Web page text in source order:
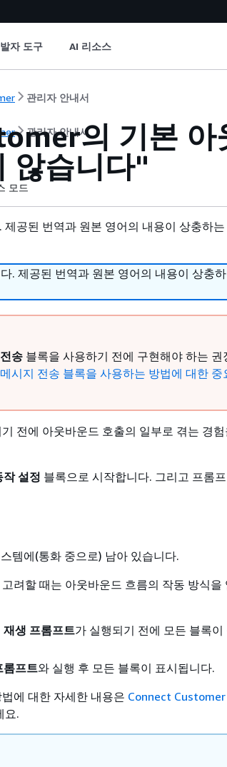
자 도구 AI 리소스
관리자 안내서
관리자 안내서의 기본
않습니다"
모드
공된 번역과 원본 영어의 내용이 상충하
. 제공된 번역과 원본 영어의 내용이 상충
송 블록을 사용하기 전에 구현해야 하는 권
시지 전송 블록을 사용하는 방법에 대한 중
전에 아웃바운드 호출의 일부로 겪는 경
작 설정 블록으로 시작합니다. 그리고 프롬
템에(통화 중으로) 남아 있습니다.
려할 때는 아웃바운드 흐름의 작동 방식을
재생 프롬프트가 실행되기 전에 모든 블록이
롬프트와 실행 후 모든 블록이 표시됩니다.
에 대한 자세한 내용은 Connect
요.